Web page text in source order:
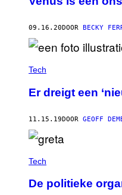
09.16.20DOOR BECKY
Tech
Er dreigt een
11.15.19DOOR GEOFF
Tech
De politieke